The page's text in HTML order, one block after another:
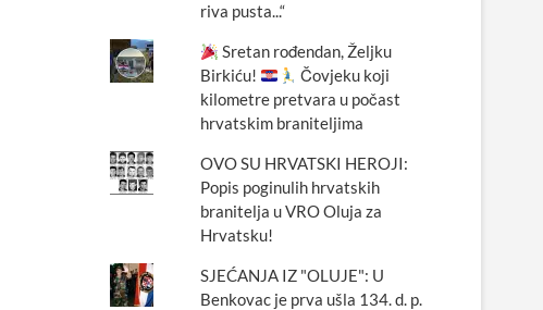
riva pusta...“
Sretan rođendan, Željku
Birkiću!
Čovjeku koji
kilometre pretvara u počast
hrvatskim braniteljima
OVO SU HRVATSKI HEROJI:
Popis poginulih hrvatskih
branitelja u VRO Oluja za
Hrvatsku!
SJEĆANJA IZ "OLUJE": U
Benkovac je prva ušla 134. d. p.